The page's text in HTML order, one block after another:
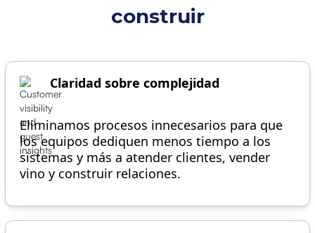
construir
Claridad sobre complejidad
Eliminamos procesos innecesarios para que
los equipos dediquen menos tiempo a los
sistemas y más a atender clientes, vender
vino y construir relaciones.